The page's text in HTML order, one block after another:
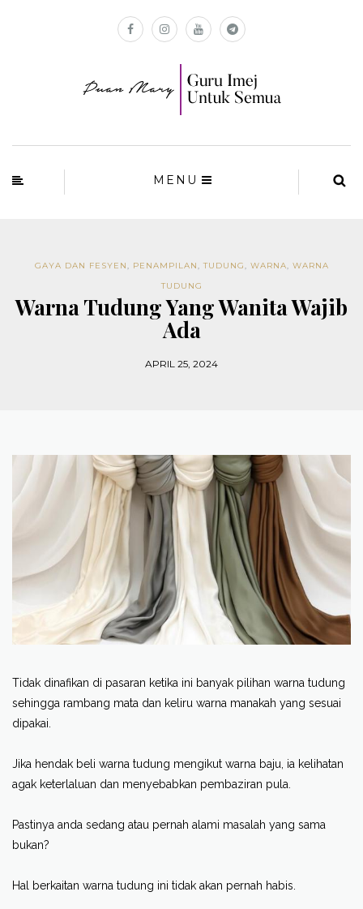
MENU
GAYA DAN FESYEN, PENAMPILAN,TUDUNG, WARNA, WARNA
TUDUNG
Warna Tudung Yang Wanita Wajib
Ada
APRIL 25, 2024
Tidak dinafikan di pasaran ketika ini banyak pilihan warna tudung
sehingga rambang mata dan keliru warna manakah yang sesuai
dipakai.
Jika hendak beli warna tudung mengikut warna baju, ia kelihatan
agak keterlaluan dan menyebabkan pembaziran pula.
Pastinya anda sedang atau pernah alami masalah yang sama
bukan?
Hal berkaitan warna tudung ini tidak akan pernah habis.